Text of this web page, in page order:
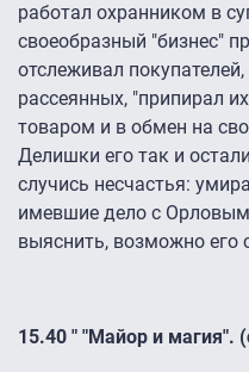
работал охранником в
своеобразный "бизнес"
отслеживал
рассеянных, "припирал
товаром и в обмен на
Делишки его так и
случись несчастья:
имевшие дело с
выяснить, возможно его
15.40 " "Майор и магия".